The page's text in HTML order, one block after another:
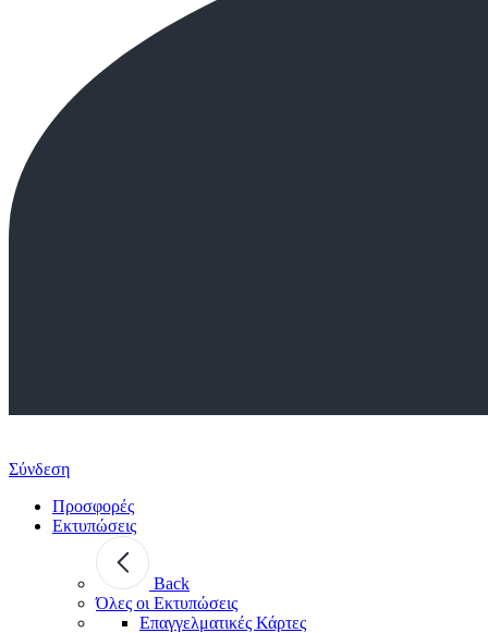
Σύνδεση
Προσφορές
Εκτυπώσεις
Back
Όλες οι Εκτυπώσεις
Επαγγελματικές Κάρτες